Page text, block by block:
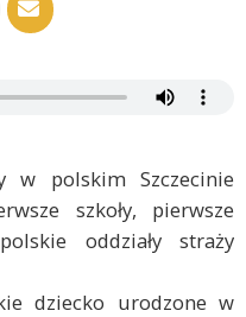
w polskim Szczecinie
szkoły, pierwsze
oddziały straży
dziecko urodzone w